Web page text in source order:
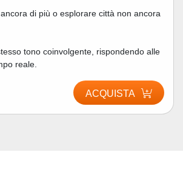
di più o esplorare città non ancora
tono coinvolgente, rispondendo alle
reale.
ACQUISTA